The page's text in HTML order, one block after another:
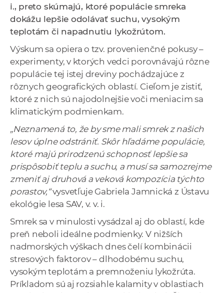
S
A
V
i., preto skúmajú, ktoré populácie smreka
dokážu lepšie odolávať suchu, vysokým
teplotám či napadnutiu lykožrútom.
Výskum sa opiera o tzv. provenienčné pokusy –
experimenty, v ktorých vedci porovnávajú rôzne
populácie tej istej dreviny pochádzajúce z
rôznych geografických oblastí. Cieľom je zistiť,
ktoré z nich sú najodolnejšie voči meniacim sa
klimatickým podmienkam.
„Neznamená to, že by sme mali smrek z našich
lesov úplne odstrániť. Skôr hľadáme populácie,
ktoré majú prirodzenú schopnosť lepšie sa
prispôsobiť teplu a suchu, a musí sa samozrejme
zmeniť aj druhová a veková kompozícia týchto
porastov,“vysvetľuje Gabriela Jamnická z Ústavu
ekológie lesa SAV, v. v. i.
Smrek sa v minulosti vysádzal aj do oblastí, kde
preň neboli ideálne podmienky. V nižších
nadmorských výškach dnes čelí kombinácii
stresových faktorov – dlhodobému suchu,
vysokým teplotám a premnoženiu lykožrúta.
Príkladom sú aj rozsiahle kalamity v oblastiach